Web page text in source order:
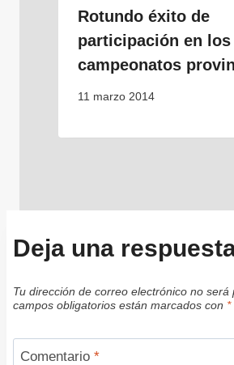
Rotundo éxito de
participación en los
campeonatos
11 marzo 2014
Deja una
Tu dirección de correo electrónico no será
campos obligatorios están marcados con *
Comentario *